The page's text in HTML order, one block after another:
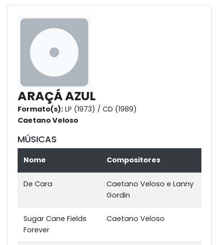
ARAÇÁ AZUL
Formato(s): LP (1973) / CD (1989)
Caetano Veloso
MÚSICAS
Nome Compositores
De Cara
Caetano Veloso e Lanny
Gordin
Sugar Cane Fields
Forever
Caetano Veloso